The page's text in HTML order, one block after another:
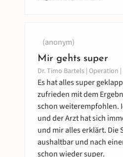
(anonym)
Mir gehts super
Dr. Timo Bartels | Operation
Es hat alles super
zufrieden mit dem
schon weiterempfohlen.
und der Arzt hat sich
und mir alles erklärt. Die
aushaltbar und nach
schon wieder super.